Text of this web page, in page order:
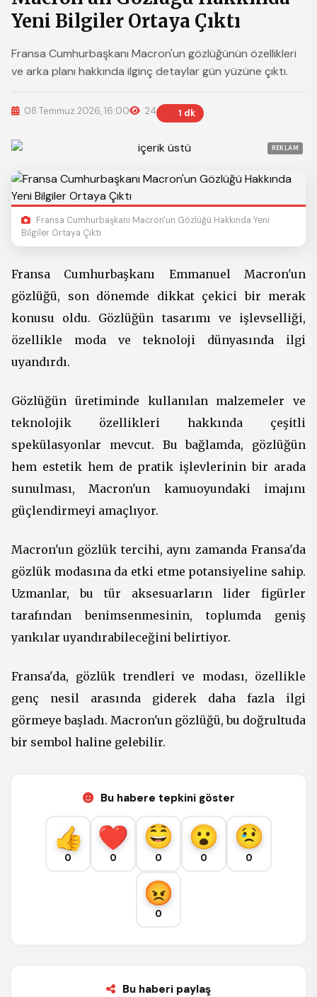
Yeni Bilgiler Ortaya Çıktı
Fransa Cumhurbaşkanı Macron'un gözlüğünün özellikleri
ve arka planı hakkında ilginç detaylar gün yüzüne çıktı.
08 Temmuz 2026, 16:00 24 1 dk
REKLAM
Fransa Cumhurbaşkanı Macron'un Gözlüğü Hakkında Yeni
Bilgiler Ortaya Çıktı
Fransa Cumhurbaşkanı Emmanuel Macron'un
gözlüğü, son dönemde dikkat çekici bir merak
konusu oldu. Gözlüğün tasarımı ve işlevselliği,
özellikle moda ve teknoloji dünyasında ilgi
uyandırdı.
Gözlüğün üretiminde kullanılan malzemeler ve
teknolojik özellikleri hakkında çeşitli
spekülasyonlar mevcut. Bu bağlamda, gözlüğün
hem estetik hem de pratik işlevlerinin bir arada
sunulması, Macron'un kamuoyundaki imajını
güçlendirmeyi amaçlıyor.
Macron'un gözlük tercihi, aynı zamanda Fransa'da
gözlük modasına da etki etme potansiyeline sahip.
Uzmanlar, bu tür aksesuarların lider figürler
tarafından benimsenmesinin, toplumda geniş
yankılar uyandırabileceğini belirtiyor.
Fransa'da, gözlük trendleri ve modası, özellikle
genç nesil arasında giderek daha fazla ilgi
görmeye başladı. Macron'un gözlüğü, bu doğrultuda
bir sembol haline gelebilir.
Bu habere tepkini göster
0 0 0 0 0
0
Bu haberi paylaş